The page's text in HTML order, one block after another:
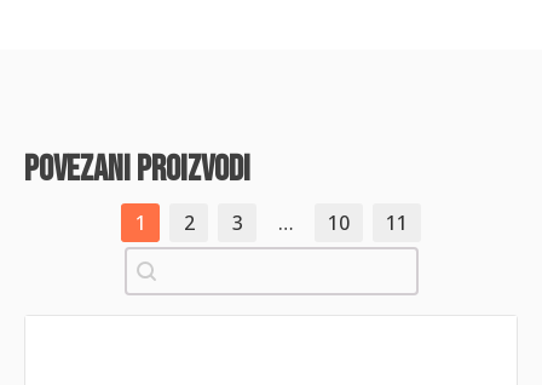
povezani proizvodi
1 2 3 … 10
11
Pretraži